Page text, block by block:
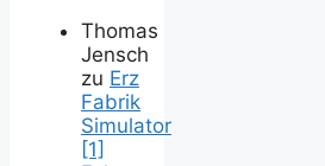
Thomas
Jensch
zu Erz
Fabrik
Simulator
[1]